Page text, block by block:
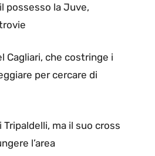
possesso la Juve,
Cagliari, che costringe i
per cercare di
Tripaldelli, ma il suo cross
l’area